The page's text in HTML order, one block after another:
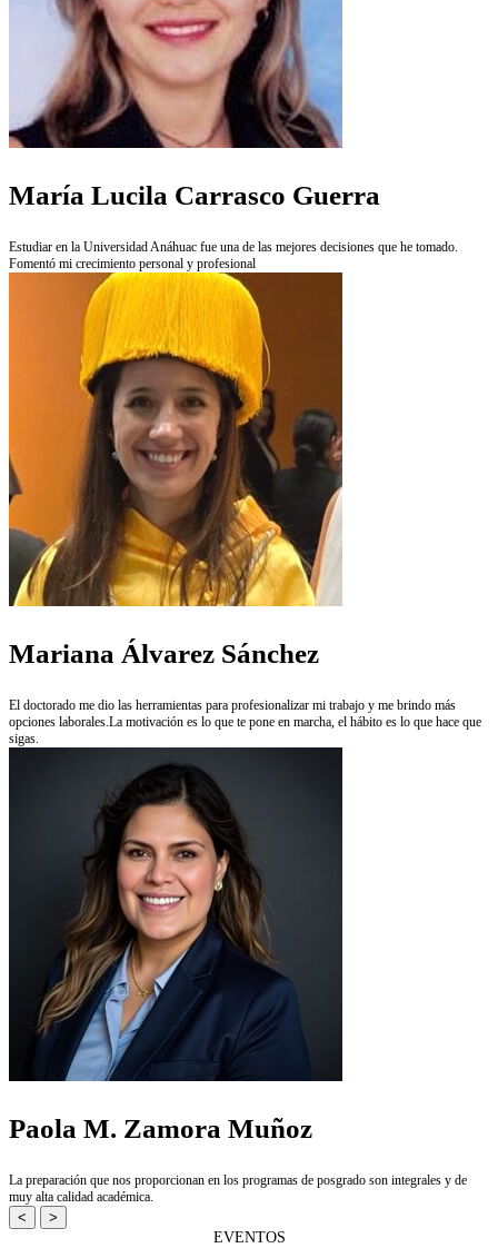
María Lucila Carrasco Guerra
Estudiar en la Universidad Anáhuac fue una de las mejores decisiones que he tomado.
Fomentó mi crecimiento personal y profesional
Mariana Álvarez Sánchez
El doctorado me dio las herramientas para profesionalizar mi trabajo y me brindo más
opciones laborales.La motivación es lo que te pone en marcha, el hábito es lo que hace que
sigas.
Paola M. Zamora Muñoz
La preparación que nos proporcionan en los programas de posgrado son integrales y de
muy alta calidad académica.
<
>
EVENTOS